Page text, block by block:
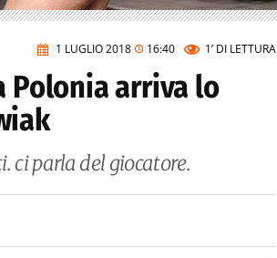
1 LUGLIO 2018 16:40 1’ DI LETTURA
Polonia arriva lo
ci parla del giocatore.